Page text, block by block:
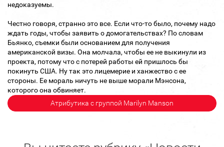
недоказуемы.
Честно говоря, странно это все. Если что-то было, почему надо
ждать годы, чтобы заявить о домогательствах? По словам
Бьянко, съемки были основанием для получения
американской визы. Она молчала, чтобы ее не выкинули из
проекта, потому что с потерей работы ей пришлось бы
покинуть США. Ну так это лицемерие и ханжество с ее
стороны. Ее мораль ничуть не выше морали Мэнсона,
которого она обвиняет.
Атрибутика с группой Marilyn Manson